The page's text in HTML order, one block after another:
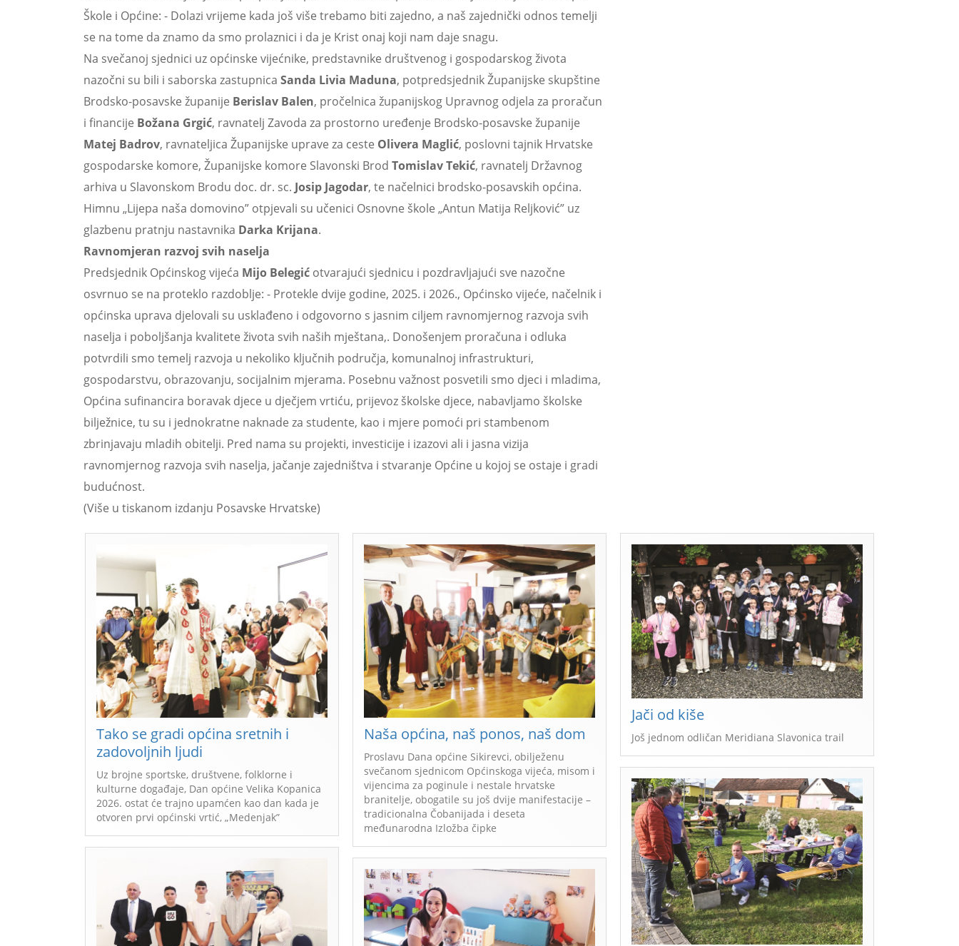
Škole i Općine: - Dolazi vrijeme kada još više trebamo biti zajedno, a naš zajednički odnos temelji
se na tome da znamo da smo prolaznici i da je Krist onaj koji nam daje snagu.
Na svečanoj sjednici uz općinske vijećnike, predstavnike društvenog i gospodarskog života
nazočni su bili i saborska zastupnica Sanda Livia Maduna, potpredsjednik Županijske skupštine
Brodsko-posavske županije Berislav Balen, pročelnica županijskog Upravnog odjela za proračun
i financije Božana Grgić, ravnatelj Zavoda za prostorno uređenje Brodsko-posavske županije
Matej Badrov, ravnateljica Županijske uprave za ceste Olivera Maglić, poslovni tajnik Hrvatske
gospodarske komore, Županijske komore Slavonski Brod Tomislav Tekić, ravnatelj Državnog
arhiva u Slavonskom Brodu doc. dr. sc. Josip Jagodar, te načelnici brodsko-posavskih općina.
Himnu „Lijepa naša domovino” otpjevali su učenici Osnovne škole „Antun Matija Reljković” uz
glazbenu pratnju nastavnika Darka Krijana.
Ravnomjeran razvoj svih naselja
Predsjednik Općinskog vijeća Mijo Belegić otvarajući sjednicu i pozdravljajući sve nazočne
osvrnuo se na proteklo razdoblje: - Protekle dvije godine, 2025. i 2026., Općinsko vijeće, načelnik i
općinska uprava djelovali su usklađeno i odgovorno s jasnim ciljem ravnomjernog razvoja svih
naselja i poboljšanja kvalitete života svih naših mještana,. Donošenjem proračuna i odluka
potvrdili smo temelj razvoja u nekoliko ključnih područja, komunalnoj infrastrukturi,
gospodarstvu, obrazovanju, socijalnim mjerama. Posebnu važnost posvetili smo djeci i mladima,
Općina sufinancira boravak djece u dječjem vrtiću, prijevoz školske djece, nabavljamo školske
bilježnice, tu su i jednokratne naknade za studente, kao i mjere pomoći pri stambenom
zbrinjavaju mladih obitelji. Pred nama su projekti, investicije i izazovi ali i jasna vizija
ravnomjernog razvoja svih naselja, jačanje zajedništva i stvaranje Općine u kojoj se ostaje i gradi
budućnost.
(Više u tiskanom izdanju Posavske Hrvatske)
Tako se gradi općina sretnih i
zadovoljnih ljudi
Uz brojne sportske, društvene, folklorne i
kulturne događaje, Dan općine Velika Kopanica
2026. ostat će trajno upamćen kao dan kada je
otvoren prvi općinski vrtić, „Medenjak”
Naša općina, naš ponos, naš dom
Proslavu Dana općine Sikirevci, obilježenu
svečanom sjednicom Općinskoga vijeća, misom i
vijencima za poginule i nestale hrvatske
branitelje, obogatile su još dvije manifestacije –
tradicionalna Čobanijada i deseta
međunarodna Izložba čipke
Jači od kiše
Još jednom odličan Meridiana Slavonica trail